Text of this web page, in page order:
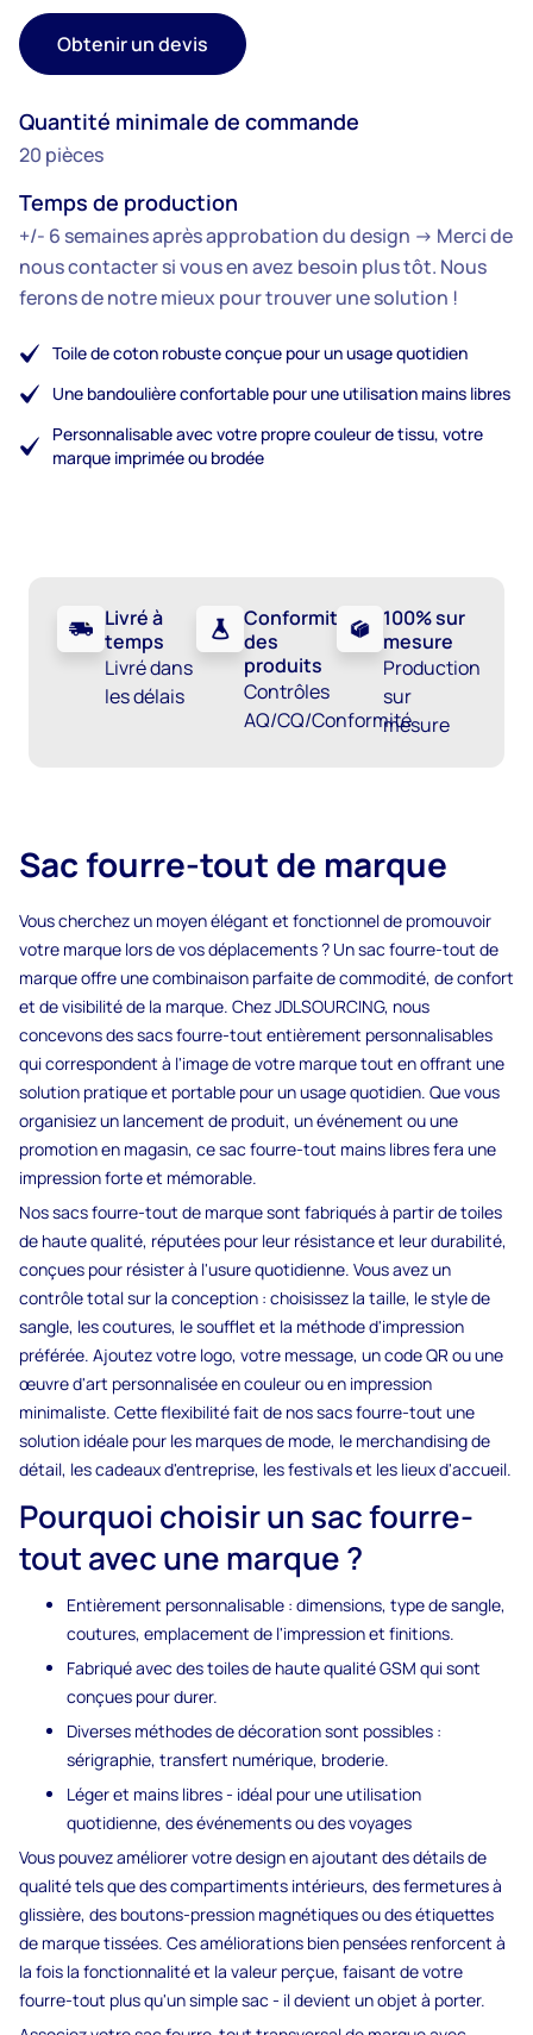
Obtenir un devis
Quantité minimale de commande
20 pièces
Temps de production
+/- 6 semaines après approbation du design -> Merci de
nous contacter si vous en avez besoin plus tôt. Nous
ferons de notre mieux pour trouver une solution !
Toile de coton robuste conçue pour un usage quotidien
Une bandoulière confortable pour une utilisation mains libres
Personnalisable avec votre propre couleur de tissu, votre
marque imprimée ou brodée
Livré à
temps
Livré dans
les délais
Conformité
des
produits
Contrôles
AQ/CQ/Conformité
100% sur
mesure
Production
sur
mesure
Sac fourre-tout de marque
Vous cherchez un moyen élégant et fonctionnel de promouvoir
votre marque lors de vos déplacements ? Un sac fourre-tout de
marque offre une combinaison parfaite de commodité, de confort
et de visibilité de la marque. Chez JDLSOURCING, nous
concevons des sacs fourre-tout entièrement personnalisables
qui correspondent à l'image de votre marque tout en offrant une
solution pratique et portable pour un usage quotidien. Que vous
organisiez un lancement de produit, un événement ou une
promotion en magasin, ce sac fourre-tout mains libres fera une
impression forte et mémorable.
Nos sacs fourre-tout de marque sont fabriqués à partir de toiles
de haute qualité, réputées pour leur résistance et leur durabilité,
conçues pour résister à l'usure quotidienne. Vous avez un
contrôle total sur la conception : choisissez la taille, le style de
sangle, les coutures, le soufflet et la méthode d'impression
préférée. Ajoutez votre logo, votre message, un code QR ou une
œuvre d'art personnalisée en couleur ou en impression
minimaliste. Cette flexibilité fait de nos sacs fourre-tout une
solution idéale pour les marques de mode, le merchandising de
détail, les cadeaux d'entreprise, les festivals et les lieux d'accueil.
Pourquoi choisir un sac fourre-
tout avec une marque ?
Entièrement personnalisable : dimensions, type de sangle,
coutures, emplacement de l'impression et finitions.
Fabriqué avec des toiles de haute qualité GSM qui sont
conçues pour durer.
Diverses méthodes de décoration sont possibles :
sérigraphie, transfert numérique, broderie.
Léger et mains libres - idéal pour une utilisation
quotidienne, des événements ou des voyages
Vous pouvez améliorer votre design en ajoutant des détails de
qualité tels que des compartiments intérieurs, des fermetures à
glissière, des boutons-pression magnétiques ou des étiquettes
de marque tissées. Ces améliorations bien pensées renforcent à
la fois la fonctionnalité et la valeur perçue, faisant de votre
fourre-tout plus qu'un simple sac - il devient un objet à porter.